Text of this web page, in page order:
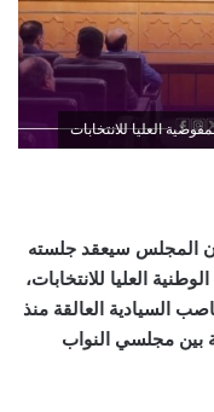
العليا للانتخابات
المجلس سيعقد جلسته
العليا للانتخابات،
السيادية العالقة منذ
بين مجلسي النواب